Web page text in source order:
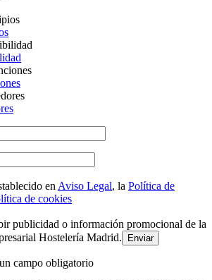
en Aviso Legal, la Política de
de cookies
publicidad o información promocional de la
Hostelería Madrid.
campo obligatorio